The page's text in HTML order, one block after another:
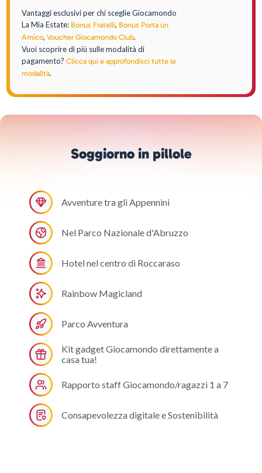
Vantaggi esclusivi per chi sceglie Giocamondo
La Mia Estate: Bonus Fratelli, Bonus Porta un
Amico,Voucher Giocamondo Club.
Vuoi scoprire di più sulle modalità di
pagamento?Clicca qui e approfondisci tutte le
modalità.
Soggiorno in pillole
Avventure tra gli Appennini
Nel Parco Nazionale d'Abruzzo
Hotel nel centro di Roccaraso
Rainbow Magicland
Parco Avventura
Kit gadget Giocamondo direttamente a
casa tua!
Rapporto staff Giocamondo/ragazzi 1 a 7
Consapevolezza digitale e Sostenibilità